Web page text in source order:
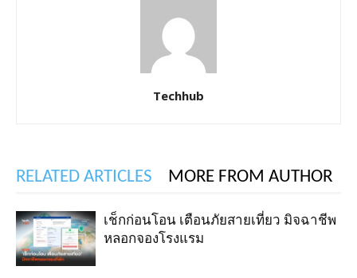
Techhub
RELATED ARTICLES MORE FROM AUTHOR
เช็กก่อนโอน เตือนภัยสายเที่ยว มิจฉาชีพ
หลอกจองโรงแรม